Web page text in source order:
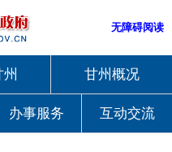
无障碍阅读
甘州概况
办事服务 互动交流